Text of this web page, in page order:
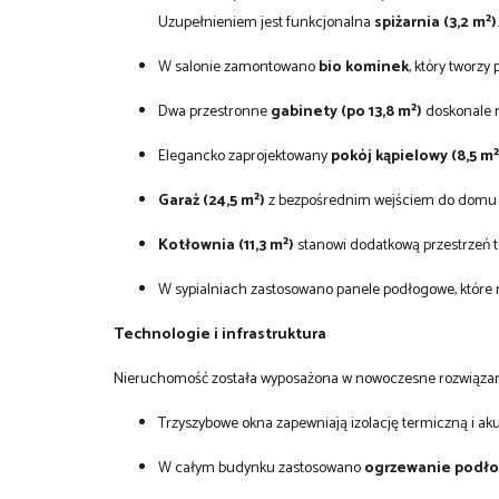
Uzupełnieniem jest funkcjonalna spiżarnia (3,2 m²).
W salonie zamontowanobio kominek, który
Dwa przestronnegabinety (po 13,8 m²)doskonale
Elegancko zaprojektowanypokój kąpielowy (8,5
Garaż (24,5 m²)z bezpośrednim wejściem do
Kotłownia (11,3 m²) stanowi dodatkową przestrzeń
W sypialniach zastosowano panele podłogowe,
Technologie i infrastruktura
Nieruchomość została wyposażona w nowoczesne
Trzyszybowe okna zapewniają izolację termiczną i
W całym budynku zastosowanoogrzewanie